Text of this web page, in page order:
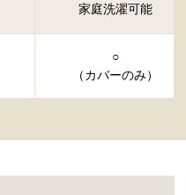
家庭洗濯可能
○
（カバーのみ）